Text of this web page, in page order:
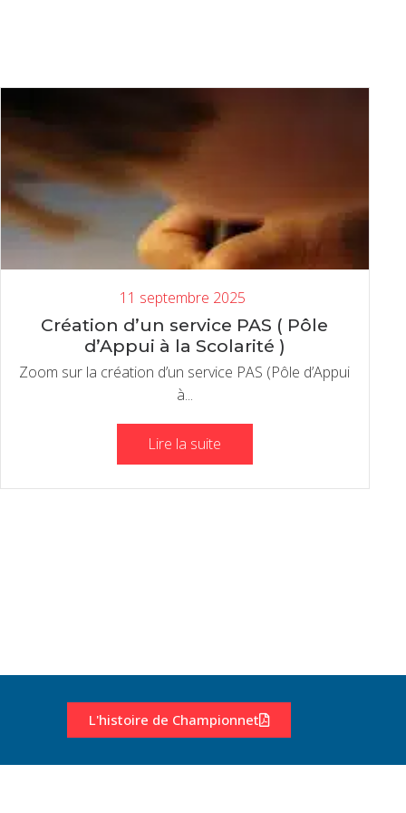
Création d’un service PAS ( Pôle
d’Appui à la Scolarité )
Zoom sur la création d’un service PAS (Pôle d’Appui
à...
Lire la suite
11 septembre 2025
L'histoire de Championnet